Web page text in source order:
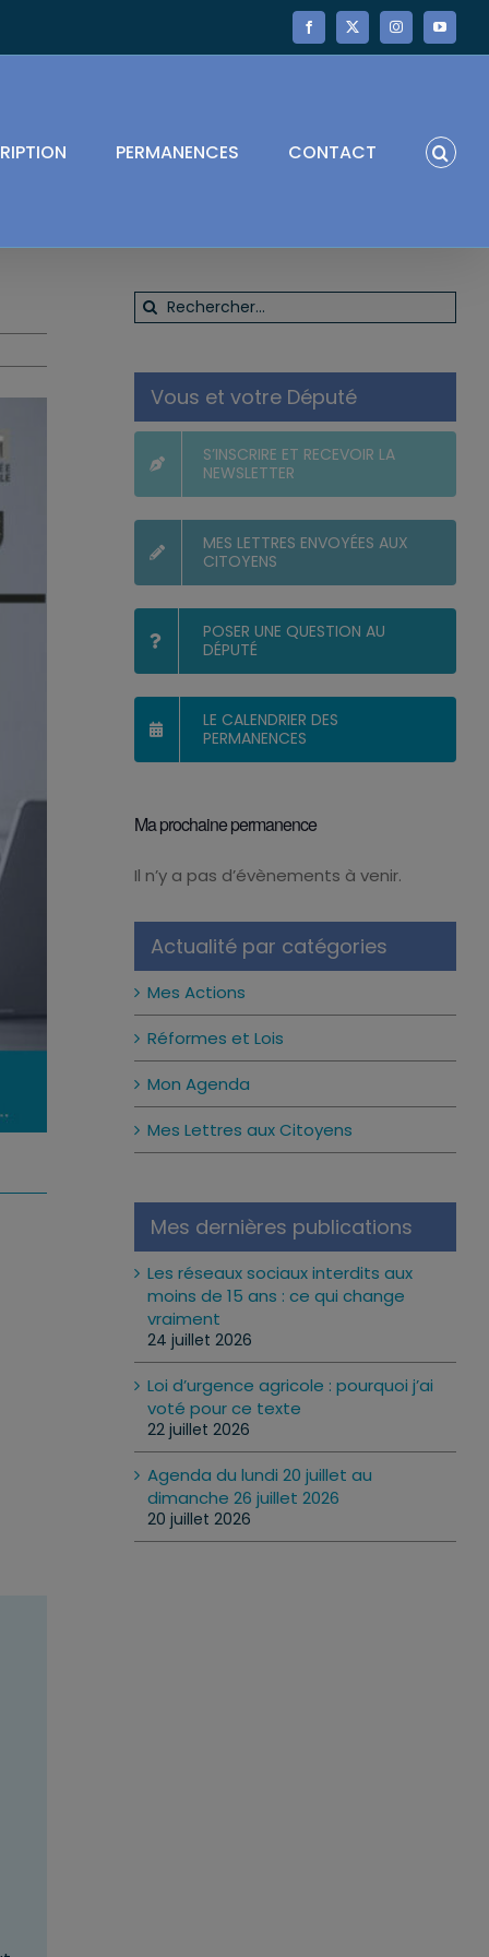
Facebook
X InstagramYouTube
PERMANENCES CONTACT
Rechercher:
Vous et votre Député
S’INSCRIRE ET RECEVOIR LA
NEWSLETTER
MES LETTRES ENVOYÉES AUX
CITOYENS
POSER UNE QUESTION AU
DÉPUTÉ
LE CALENDRIER DES
PERMANENCES
Ma prochaine permanence
Notice
Il n’y a pas d’évènements à venir.
Actualité par catégories
Mes Actions
Réformes et Lois
Mon Agenda
Mes Lettres aux Citoyens
Mes dernières publications
Les réseaux sociaux interdits aux
moins de 15 ans : ce qui change
vraiment
24 juillet 2026
Loi d’urgence agricole : pourquoi j’ai
voté pour ce texte
22 juillet 2026
Agenda du lundi 20 juillet au
dimanche 26 juillet 2026
20 juillet 2026